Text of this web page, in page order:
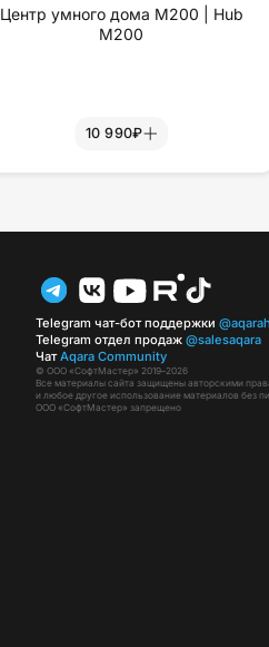
Центр умного дома M200 | Hub
M200
10 990₽
Telegram чат-бот поддержки
Telegram отдел продаж@salesaqara
ЧатAqara Community
© ООО «СофтМастер» 2019–2026
Все материалы сайта защищены авторскими
и любое другое использование материалов без
ООО «СофтМастер» запрещено